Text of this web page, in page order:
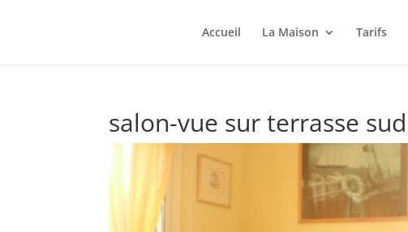
Accueil La Maison Tarifs
salon-vue sur terrasse sud